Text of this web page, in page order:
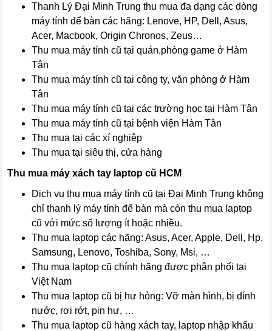
Thanh Lý Đại Minh Trung thu mua đa dạng các dòng
máy tính để bàn các hãng: Lenove, HP, Dell, Asus,
Acer, Macbook, Origin Chronos, Zeus…
Thu mua máy tính cũ tại quán,phòng game ở Hàm
Tân
Thu mua máy tính cũ tại công ty, văn phòng ở Hàm
Tân
Thu mua máy tính cũ tại các trường học tại Hàm Tân
Thu mua máy tính cũ tại bệnh viện Hàm Tân
Thu mua tại các xí nghiệp
Thu mua tại siêu thị, cửa hàng
Thu mua máy xách tay laptop cũ HCM
Dịch vụ thu mua máy tính cũ tại Đại Minh Trung không
chỉ thanh lý máy tính để bàn mà còn thu mua laptop
cũ với mức số lượng ít hoặc nhiều.
Thu mua laptop các hãng: Asus, Acer, Apple, Dell, Hp,
Samsung, Lenovo, Toshiba, Sony, Msi, …
Thu mua laptop cũ chính hãng được phân phối tại
Việt Nam
Thu mua laptop cũ bị hư hỏng: Vỡ màn hình, bị dính
nước, rơi rớt, pin hư, …
Thu mua laptop cũ hàng xách tay, laptop nhập khẩu